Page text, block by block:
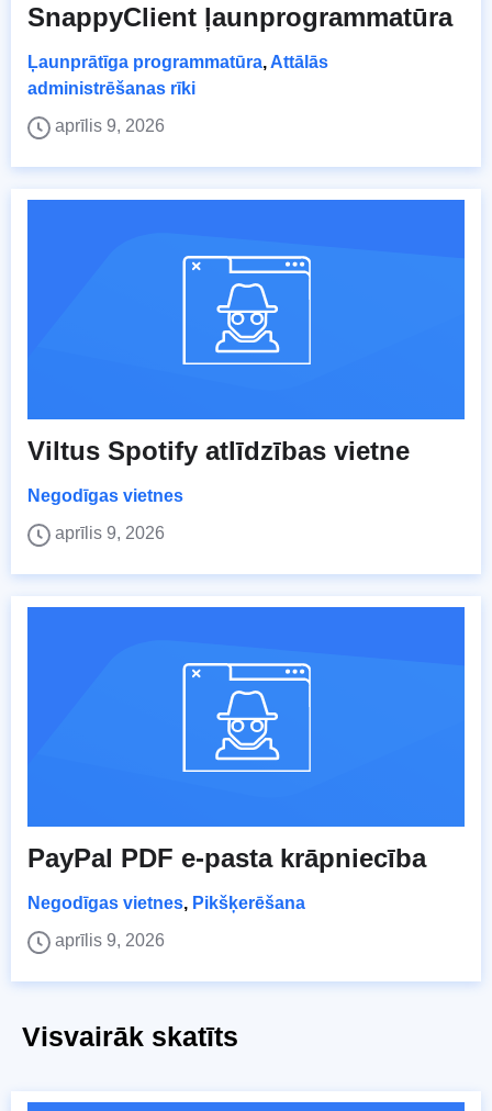
SnappyClient ļaunprogrammatūra
Ļaunprātīga programmatūra, Attālās
administrēšanas rīki
aprīlis 9, 2026
Viltus Spotify atlīdzības vietne
Negodīgas vietnes
aprīlis 9, 2026
PayPal PDF e-pasta krāpniecība
Negodīgas vietnes, Pikšķerēšana
aprīlis 9, 2026
Visvairāk skatīts